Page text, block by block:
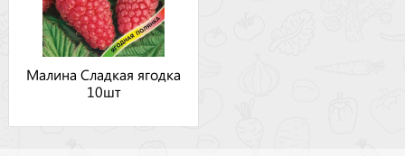
Малина Сладкая ягодка
10шт